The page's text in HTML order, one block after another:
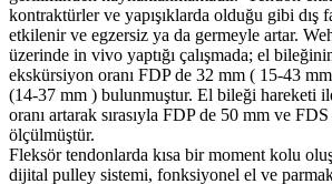
kontraktürler ve yapışıklarda olduğu gibi dış
etkilenir ve egzersiz ya da germeyle artar.
üzerinde in vivo yaptığı çalışmada; el
ekskürsiyon oranı FDP de 32 mm ( 15-43
(14-37 mm ) bulunmuştur. El bileği hareketi
oranı artarak sırasıyla FDP de 50 mm ve
ölçülmüştür.
Fleksör tendonlarda kısa bir moment kolu
dijital pulley sistemi, fonksiyonel el ve